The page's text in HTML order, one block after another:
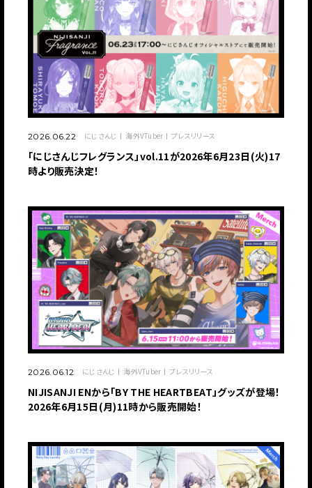
2026.06.22 にじさんじ 海外VTuber プレスリリース
「にじさんじフレグランス」vol.11が2026年6月23日(火)17
時より販売決定！
2026.06.12 にじさんじ 海外VTuber プレスリリース
NIJISANJI ENから「BY THE HEARTBEAT」グッズが登場！
2026年6月15日(月)11時から販売開始！